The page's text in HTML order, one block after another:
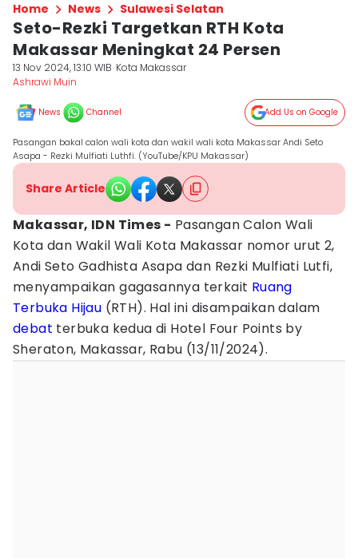
Home News Sulawesi Selatan
Seto-Rezki Targetkan RTH Kota
Makassar Meningkat 24 Persen
13 Nov 2024, 13:10 WIB Kota Makassar
Ashrawi Muin
News Channel Add Us on Google
Pasangan bakal calon wali kota dan wakil wali kota Makassar Andi Seto
Asapa - Rezki Mulfiati Luthfi. (YouTube/KPU Makassar)
Share Article
Makassar, IDN Times - Pasangan Calon Wali
Kota dan Wakil Wali Kota Makassar nomor urut 2,
Andi Seto Gadhista Asapa dan Rezki Mulfiati Lutfi,
menyampaikan gagasannya terkait Ruang
Terbuka Hijau (RTH). Hal ini disampaikan dalam
debat terbuka kedua di Hotel Four Points by
Sheraton, Makassar, Rabu (13/11/2024).